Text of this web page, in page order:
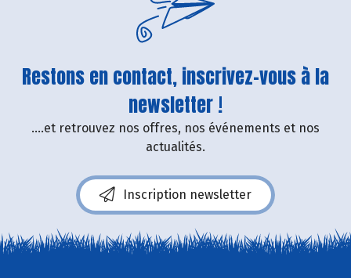
Restons en contact, inscrivez-vous à la
newsletter !
....et retrouvez nos offres, nos événements et nos
actualités.
Inscription newsletter